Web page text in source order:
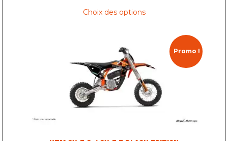
Choix des options
Promo !